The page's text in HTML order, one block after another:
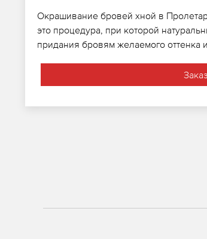
Окрашивание бровей хной в
это процедура, при которой
придания бровям желаемого оттенка